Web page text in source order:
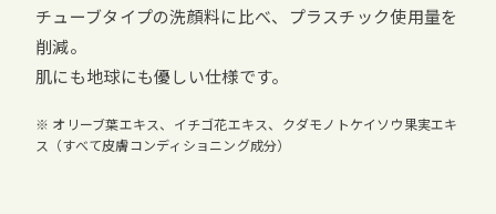
チューブタイプの洗顔料に比べ、プラスチック使用量を
削減。
肌にも地球にも優しい仕様です。
※ オリーブ葉エキス、イチゴ花エキス、クダモノトケイソウ果実エキ
ス（すべて皮膚コンディショニング成分）